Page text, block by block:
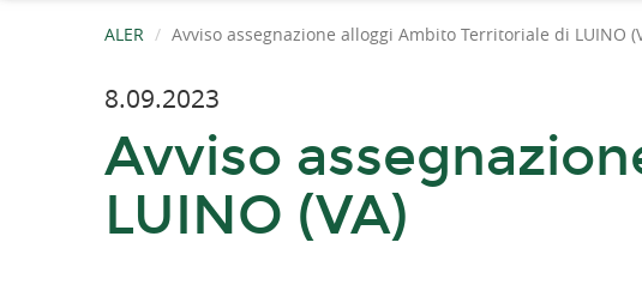
ALER Avviso assegnazione alloggi Ambito Territoriale di LUINO
8.09.2023
Avviso
LUINO (VA)